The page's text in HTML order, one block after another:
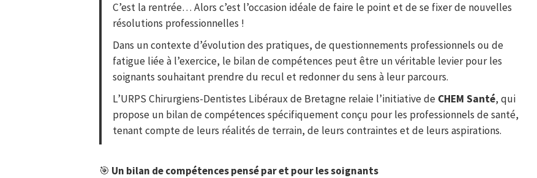
C’est la rentrée… Alors c’est l’occasion idéale de faire le point et de se fixer de nouvelles
résolutions professionnelles !
Dans un contexte d’évolution des pratiques, de questionnements professionnels ou de
fatigue liée à l’exercice, le bilan de compétences peut être un véritable levier pour les
soignants souhaitant prendre du recul et redonner du sens à leur parcours.
L’URPS Chirurgiens-Dentistes Libéraux de Bretagne relaie l’initiative de CHEM Santé, qui
propose un bilan de compétences spécifiquement conçu pour les professionnels de santé,
tenant compte de leurs réalités de terrain, de leurs contraintes et de leurs aspirations.
🎯 Un bilan de compétences pensé par et pour les soignants